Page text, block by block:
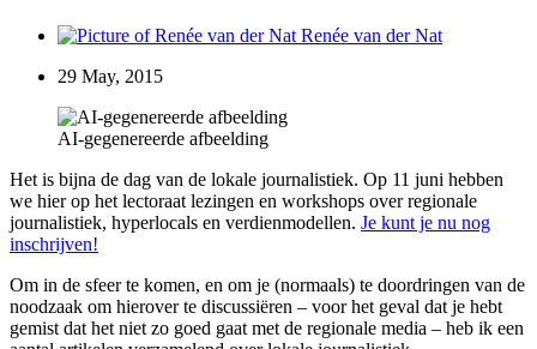
Renée van der Nat
29 May, 2015
AI-gegenereerde afbeelding
Het is bijna de dag van de lokale journalistiek. Op 11 juni hebben
we hier op het lectoraat lezingen en workshops over regionale
journalistiek, hyperlocals en verdienmodellen. Je kunt je nu nog
inschrijven!
Om in de sfeer te komen, en om je (normaals) te doordringen van de
noodzaak om hierover te discussiëren – voor het geval dat je hebt
gemist dat het niet zo goed gaat met de regionale media – heb ik een